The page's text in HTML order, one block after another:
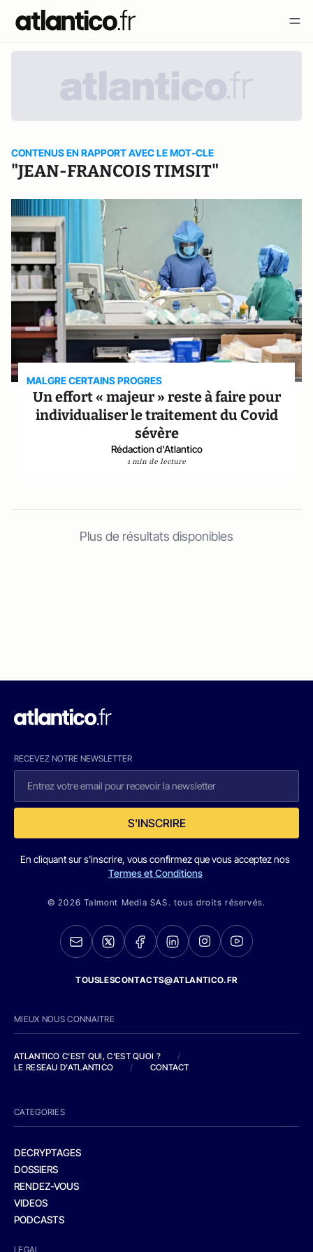
CONTENUS EN RAPPORT AVEC LE MOT-CLE
"JEAN-FRANCOIS TIMSIT"
MALGRE CERTAINS PROGRES
Un effort « majeur » reste à faire pour
individualiser le traitement du Covid
sévère
Rédaction d'Atlantico
1 min de lecture
Plus de résultats disponibles
RECEVEZ NOTRE NEWSLETTER
S'INSCRIRE
En cliquant sur s'inscrire, vous confirmez que vous acceptez nos
Termes et Conditions
© 2026 Talmont Media SAS. tous droits réservés.
TOUSLESCONTACTS@ATLANTICO.FR
MIEUX NOUS CONNAITRE
ATLANTICO C'EST QUI, C'EST QUOI ?
/
LE RESEAU D'ATLANTICO
/ CONTACT
CATEGORIES
DECRYPTAGES
DOSSIERS
RENDEZ-VOUS
VIDEOS
PODCASTS
LEGAL